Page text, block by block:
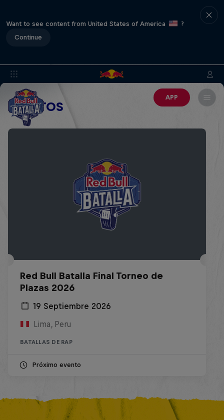
Want to see content from United States of America
?
Continue
APP
EVENTOS
Red Bull Batalla Final Torneo de
Plazas 2026
19 Septiembre 2026
Lima, Peru
BATALLAS DE RAP
Próximo evento